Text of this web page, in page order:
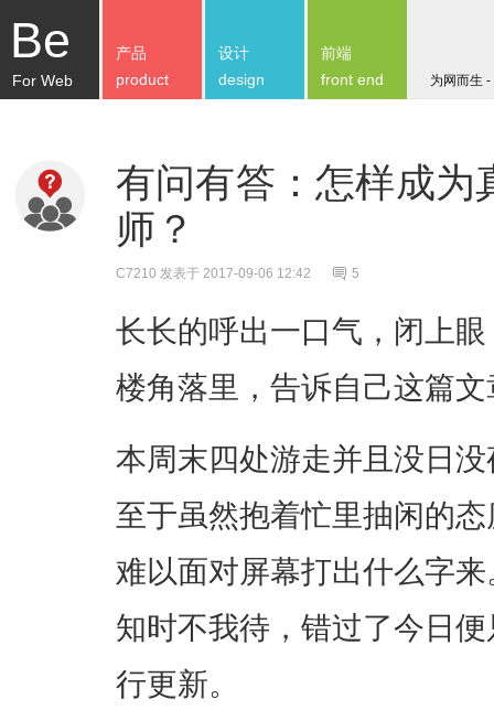
Be
For Web 为网而生
产品
product
设计
design
前端
front end
有问有答：怎样成为
师？
C7210 发表于 2017-09-06 12:42 5
长长的呼出一口气，闭上
楼角落里，告诉自己这篇
本周末四处游走并且没日
至于虽然抱着忙里抽闲的
难以面对屏幕打出什么字
知时不我待，错过了今日
行更新。